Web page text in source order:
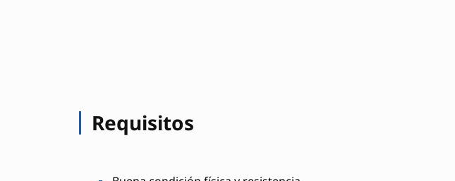
Requisitos